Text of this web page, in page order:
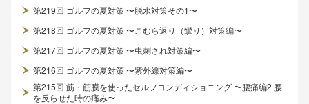
第219回 ゴルフの夏対策 〜脱水対策その1〜
第218回 ゴルフの夏対策 〜こむら返り（攣り）対策編〜
第217回 ゴルフの夏対策 〜虫刺され対策編〜
第216回 ゴルフの夏対策 〜紫外線対策編〜
第215回 筋・筋膜を使ったセルフコンディショニング 〜腰痛編2 腰
を反らせた時の痛み〜